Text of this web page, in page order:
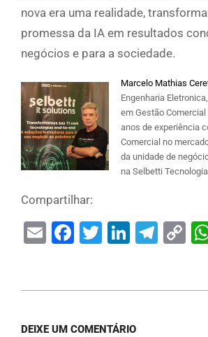
nova era uma realidade,
promessa da IA em resultados
negócios e para a sociedade.
Marcelo Mathias
Engenharia
em Gestão
anos de experiência
Comercial no
da unidade de
na Selbetti Tecnologia
Compartilhar:
EmailFacebook
Twitter
DEIXE UM COMENTÁRIO